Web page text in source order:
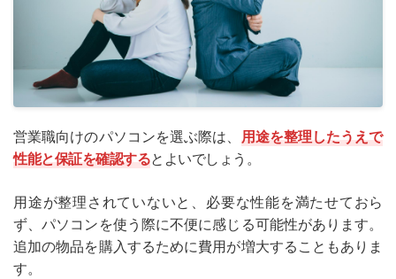
営業職向けのパソコンを選ぶ際は、 用途を整理したうえで
性能と保証を確認するとよいでしょう。
用途が整理されていないと、必要な性能を満たせておら
ず、パソコンを使う際に不便に感じる可能性があります。
追加の物品を購入するために費用が増大することもありま
す。